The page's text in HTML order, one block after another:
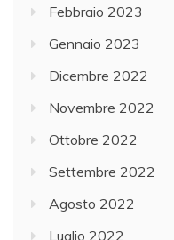
Febbraio 2023
Gennaio 2023
Dicembre 2022
Novembre 2022
Ottobre 2022
Settembre 2022
Agosto 2022
Luglio 2022